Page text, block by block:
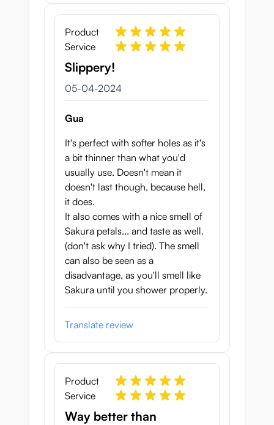
Product
Service
Slippery!
5 april 2024
05-04-2024
Gua
It's perfect with softer holes as it's
a bit thinner than what you'd
usually use. Doesn't mean it
doesn't last though, because hell,
it does.
It also comes with a nice smell of
Sakura petals... and taste as well.
(don't ask why I tried). The smell
can also be seen as a
disadvantage, as you'll smell like
Sakura until you shower properly.
Translate review
Product
Service
Way better than